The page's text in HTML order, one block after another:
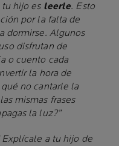
tu hijo es leerle. Esto
por la falta de
dormirse. Algunos
disfrutan de
o cuento cada
la hora de
no cantarle la
mismas frases
la luz?”
Explícale a tu hijo de